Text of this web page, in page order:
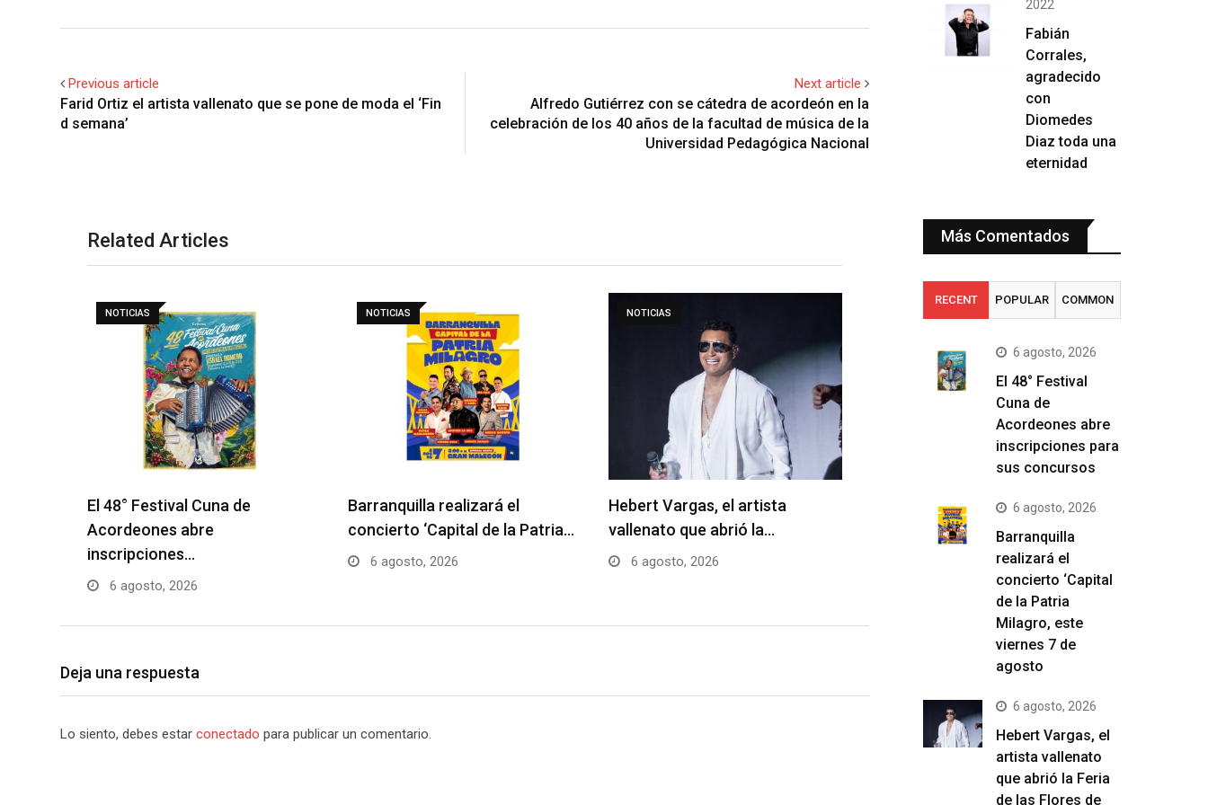
Previous article
Farid Ortiz el artista vallenato que se pone de moda el ‘Fin
d semana’
Next article
Alfredo Gutiérrez con se cátedra de acordeón en la
celebración de los 40 años de la facultad de música de la
Universidad Pedagógica Nacional
Related Articles
NOTICIAS
El 48° Festival Cuna de
Acordeones abre
inscripciones…
6 agosto, 2026
NOTICIAS
Barranquilla realizará el
concierto ‘Capital de la Patria…
6 agosto, 2026
NOTICIAS
Hebert Vargas, el artista
vallenato que abrió la…
6 agosto, 2026
Deja una respuesta
Lo siento, debes estar conectado para publicar un comentario.
2022
Fabián
Corrales,
agradecido
con
Diomedes
Diaz toda una
eternidad
Más Comentados
RECENT POPULAR COMMON
6 agosto, 2026
El 48° Festival
Cuna de
Acordeones abre
inscripciones para
sus concursos
6 agosto, 2026
Barranquilla
realizará el
concierto ‘Capital
de la Patria
Milagro, este
viernes 7 de
agosto
6 agosto, 2026
Hebert Vargas, el
artista vallenato
que abrió la Feria
de las Flores de